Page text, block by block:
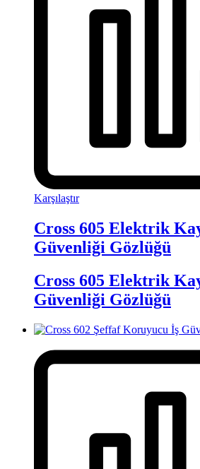
Karşılaştır
Cross 605 Elektrik
Güvenliği Gözlüğü
Cross 605 Elektrik
Güvenliği Gözlüğü